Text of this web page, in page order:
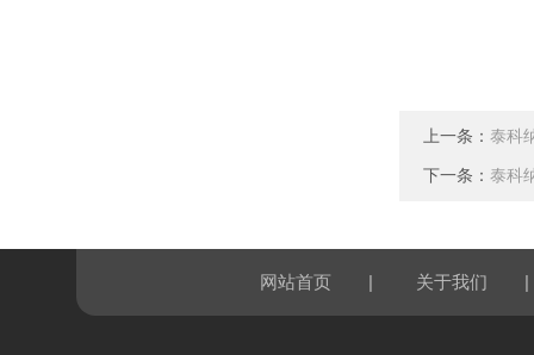
上一条： 泰科
下一条： 泰科
网站首页 | 关于我们 |